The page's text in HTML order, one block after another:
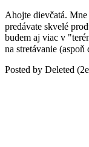
Ahojte dievčatá.
predávate skvelé
budem aj viac v
na stretávanie
Posted by Deleted